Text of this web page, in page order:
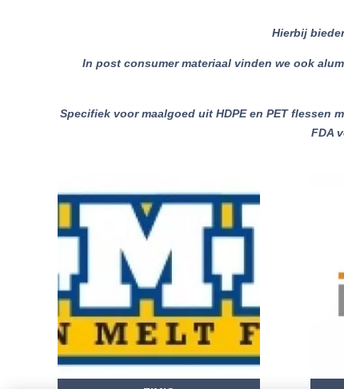
Hierbij
In post consumer materiaal vinden we ook
Specifiek voor maalgoed uit HDPE en PET flessen
FDA